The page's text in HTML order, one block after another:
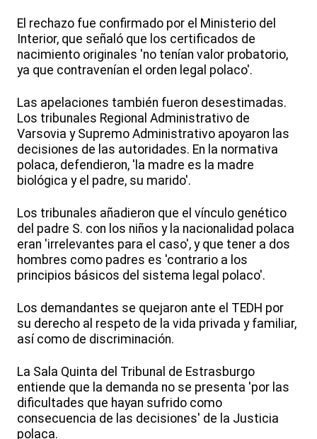
El rechazo fue confirmado por el Ministerio del
Interior, que señaló que los certificados de
nacimiento originales 'no tenían valor probatorio,
ya que contravenían el orden legal polaco'.
Las apelaciones también fueron desestimadas.
Los tribunales Regional Administrativo de
Varsovia y Supremo Administrativo apoyaron las
decisiones de las autoridades. En la normativa
polaca, defendieron, 'la madre es la madre
biológica y el padre, su marido'.
Los tribunales añadieron que el vínculo genético
del padre S. con los niños y la nacionalidad polaca
eran 'irrelevantes para el caso', y que tener a dos
hombres como padres es 'contrario a los
principios básicos del sistema legal polaco'.
Los demandantes se quejaron ante el TEDH por
su derecho al respeto de la vida privada y familiar,
así como de discriminación.
La Sala Quinta del Tribunal de Estrasburgo
entiende que la demanda no se presenta 'por las
dificultades que hayan sufrido como
consecuencia de las decisiones' de la Justicia
polaca.